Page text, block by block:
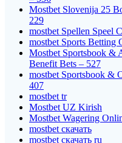
Mostbet Slovenija 25
229
‎mostbet Spellen Speel
‎mostbet Sports Betting
Mostbet Sportsbook &
Benefit Bets – 527
‎mostbet Sportsbook &
407
mostbet tr
Mostbet UZ Kirish
Mostbet Wagering
mostbet скачать
mostbet скачать ru